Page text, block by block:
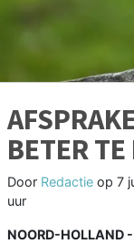
BETER
Door Redactie op 7
uur
NOORD-